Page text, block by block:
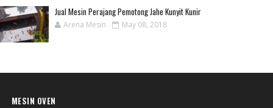
Jual Mesin Perajang Pemotong Jahe Kunyit Kunir
Arena Mesin May 08, 2018
MESIN OVEN